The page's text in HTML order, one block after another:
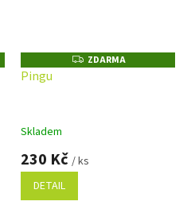
Z
D
ZDARMA
Pingu
Skladem
230 Kč / ks
DETAIL